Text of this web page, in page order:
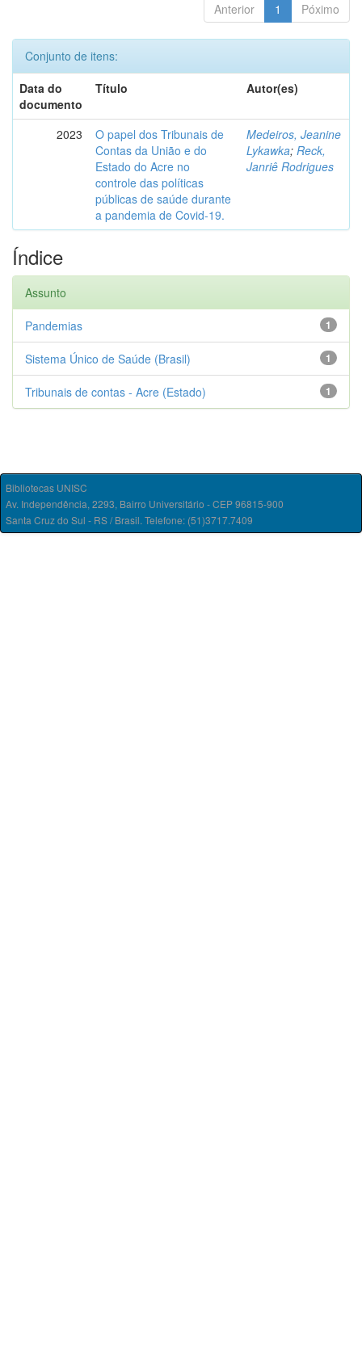
Anterior 1 Póximo
Conjunto de itens:
Data do
documento
Título Autor(es)
2023
O papel dos Tribunais de
Contas da União e do
Estado do Acre no
controle das políticas
públicas de saúde durante
a pandemia de Covid-19.
Medeiros, Jeanine
Lykawka; Reck,
Janriê Rodrigues
Índice
Assunto
1
Pandemias
1
Sistema Único de Saúde (Brasil)
1
Tribunais de contas - Acre (Estado)
Bibliotecas UNISC
Av. Independência, 2293, Bairro Universitário - CEP 96815-900
Santa Cruz do Sul - RS / Brasil. Telefone: (51)3717.7409